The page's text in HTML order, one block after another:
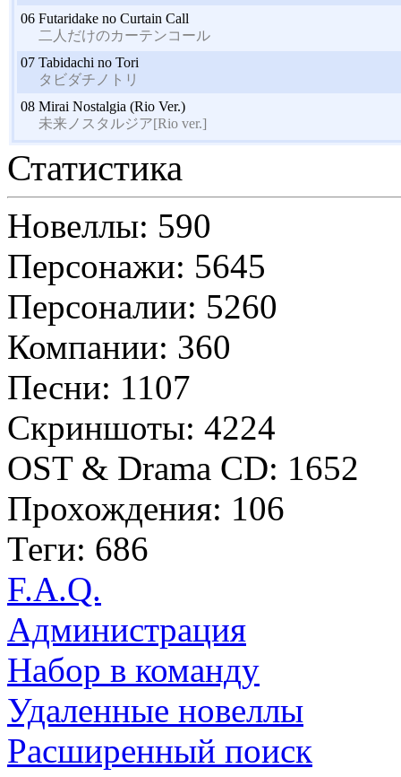
06 Futaridake no Curtain Call
二人だけのカーテンコール
07 Tabidachi no Tori
タビダチノトリ
08 Mirai Nostalgia (Rio Ver.)
未来ノスタルジア[Rio ver.]
Статистика
Новеллы: 590
Персонажи: 5645
Персоналии: 5260
Компании: 360
Песни: 1107
Скриншоты: 4224
OST & Drama CD: 1652
Прохождения: 106
Теги: 686
F.A.Q.
Администрация
Набор в команду
Удаленные новеллы
Расширенный поиск